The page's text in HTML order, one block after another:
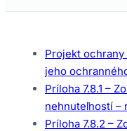
Projekt ochrany
jeho
Príloha 7.8.1 –
nehnuteľností –
Príloha 7.8.2 –